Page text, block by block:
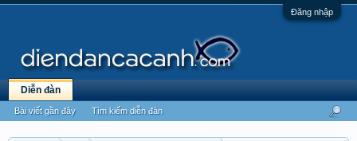
Đăng nhập
Diễn đàn
Bài viết gần đây Tìm kiếm diễn đàn